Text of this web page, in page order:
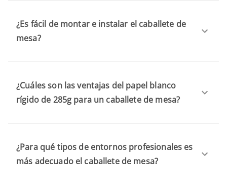
¿Es fácil de montar e instalar el caballete de
mesa?
¿Cuáles son las ventajas del papel blanco
rígido de 285g para un caballete de mesa?
¿Para qué tipos de entornos profesionales es
más adecuado el caballete de mesa?